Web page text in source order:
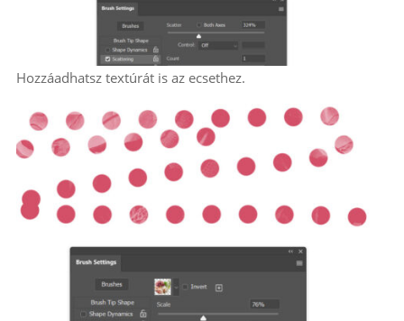
Hozzáadhatsz textúrát is az ecsethez.